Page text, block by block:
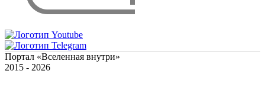
Портал «Вселенная внутри»
2015 - 2026